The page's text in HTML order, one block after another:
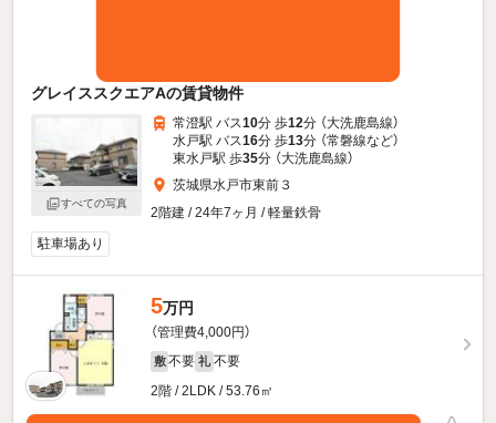
グレイススクエアAの賃貸物件
すべての写真
常澄駅 バス10分 歩12分 （大洗鹿島線）
水戸駅 バス16分 歩13分 （常磐線など）
東水戸駅 歩35分 （大洗鹿島線）
茨城県水戸市東前３
2階建 / 24年7ヶ月 / 軽量鉄骨
駐車場あり
5万円
（管理費4,000円）
敷 不要 礼 不要
2階 / 2LDK / 53.76㎡